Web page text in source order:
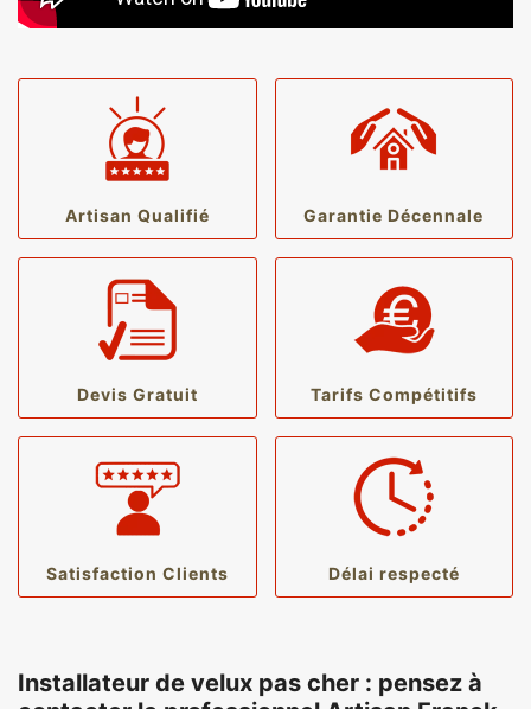
Artisan Qualifié Garantie Décennale
Devis Gratuit Tarifs Compétitifs
Satisfaction Clients Délai respecté
Installateur de velux pas cher : pensez à